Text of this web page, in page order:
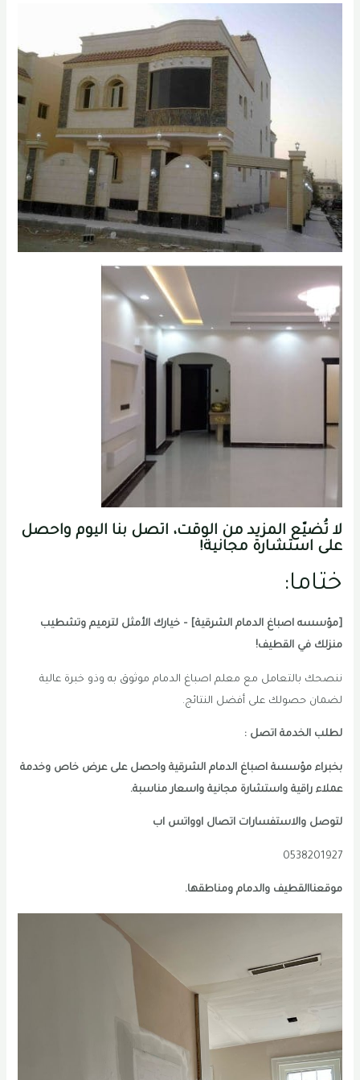
لا تُضيّع المزيد من الوقت، اتصل بنا اليوم واحصل
على استشارة مجانية!
ختاما:
[مؤسسه اصباغ الدمام الشرقية] – خيارك الأمثل لترميم وتشطيب
منزلك في القطيف!
ننصحك بالتعامل مع معلم اصباغ الدمام موثوق به وذو خبرة عالية
لضمان حصولك على أفضل النتائج.
لطلب الخدمة اتصل :
بخبراء مؤسسة اصباغ الدمام الشرقية واحصل على عرض خاص وخدمة
عملاء راقية واستشارة مجانية واسعار مناسبة.
لتوصل والاستفسارات اتصال اوواتس اب
0538201927
موقعناالقطيف والدمام ومناطقها.